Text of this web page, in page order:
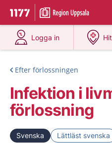
Till startsidan för 1177
Du har valt region
Logga in
på 1177.se
Efter förlossningen
Infektion i
förlossning
Svenska Lättläst svenska